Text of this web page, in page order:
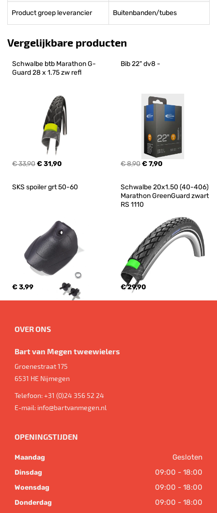
Product groep leverancier Buitenbanden/tubes
Vergelijkbare producten
Schwalbe btb Marathon G-
Guard 28 x 1.75 zw refl
€ 33,90€ 31,90
Bib 22" dv8 -
€ 8,90€ 7,90
SKS spoiler grt 50-60
€ 3,99
Schwalbe 20x1.50 (40-406)
Marathon GreenGuard zwart
RS 1110
€ 29,90
OVER ONS
Bart van Megen tweewielers
Groenestraat 175
6531 HE Nijmegen
Telefoon:+31 (0)24 356 52 24
E-mail: info@bartvanmegen.nl
OPENINGSTIJDEN
Maandag Gesloten
Dinsdag 09:00 - 18:00
Woensdag 09:00 - 18:00
Donderdag
09:00 - 18:00